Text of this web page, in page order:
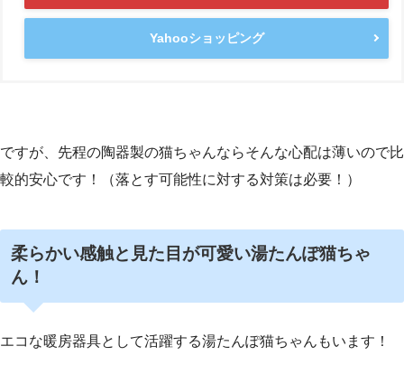
Yahooショッピング
ですが、先程の陶器製の猫ちゃんならそんな心配は薄いので比
較的安心です！（落とす可能性に対する対策は必要！）
柔らかい感触と見た目が可愛い湯たんぽ猫ちゃ
ん！
エコな暖房器具として活躍する湯たんぽ猫ちゃんもいます！